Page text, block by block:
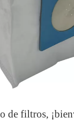
de filtros,